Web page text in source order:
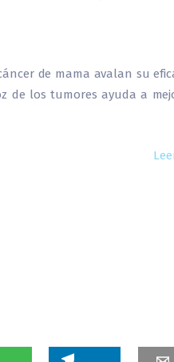
de mama avalan su
de los tumores ayuda a